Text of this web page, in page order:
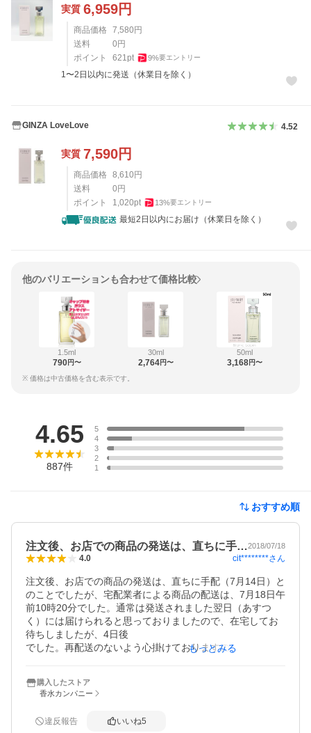
実質 6,959円
商品価格 7,580円
送料
0円
ポイント
621 pt 9%要エントリー
1〜2日以内に発送（休業日を除く）
GINZA LoveLove 4.52
実質 7,590円
商品価格 8,610円
送料
0円
ポイント
1,020pt 13%要エントリー
最短2日以内にお届け（休業日を除く）
他のバリエーションも合わせて価格比較
1.5ml
790円〜
30ml
2,764円〜
50ml
3,168円〜
※ 価格は中古価格を含む表示です。
4.65
887件
5
4
3
2
1
おすすめ順
注文後、お店での商品の発送は、直ちに手…2018/07/18
4.0 cit********さん
注文後、お店での商品の発送は、直ちに手配（7月14日）と
のことでしたが、宅配業者による商品の配送は、7月18日午
前10時20分でした。通常は発送されました翌日（あすつ
く）には届けられると思っておりましたので、在宅してお
待ちしましたが、4日後
でした。再配送のないよう心掛けておりますので、外出も
もあるようですが、お店、商品によりましては取扱いが異
なるようですので、良い方法がありましたら、お知らせく
愛用しております商品でしたので、お店での迅速なご手配
もっとみる
購入したストア
香水カンパニー
違反報告 いいね5